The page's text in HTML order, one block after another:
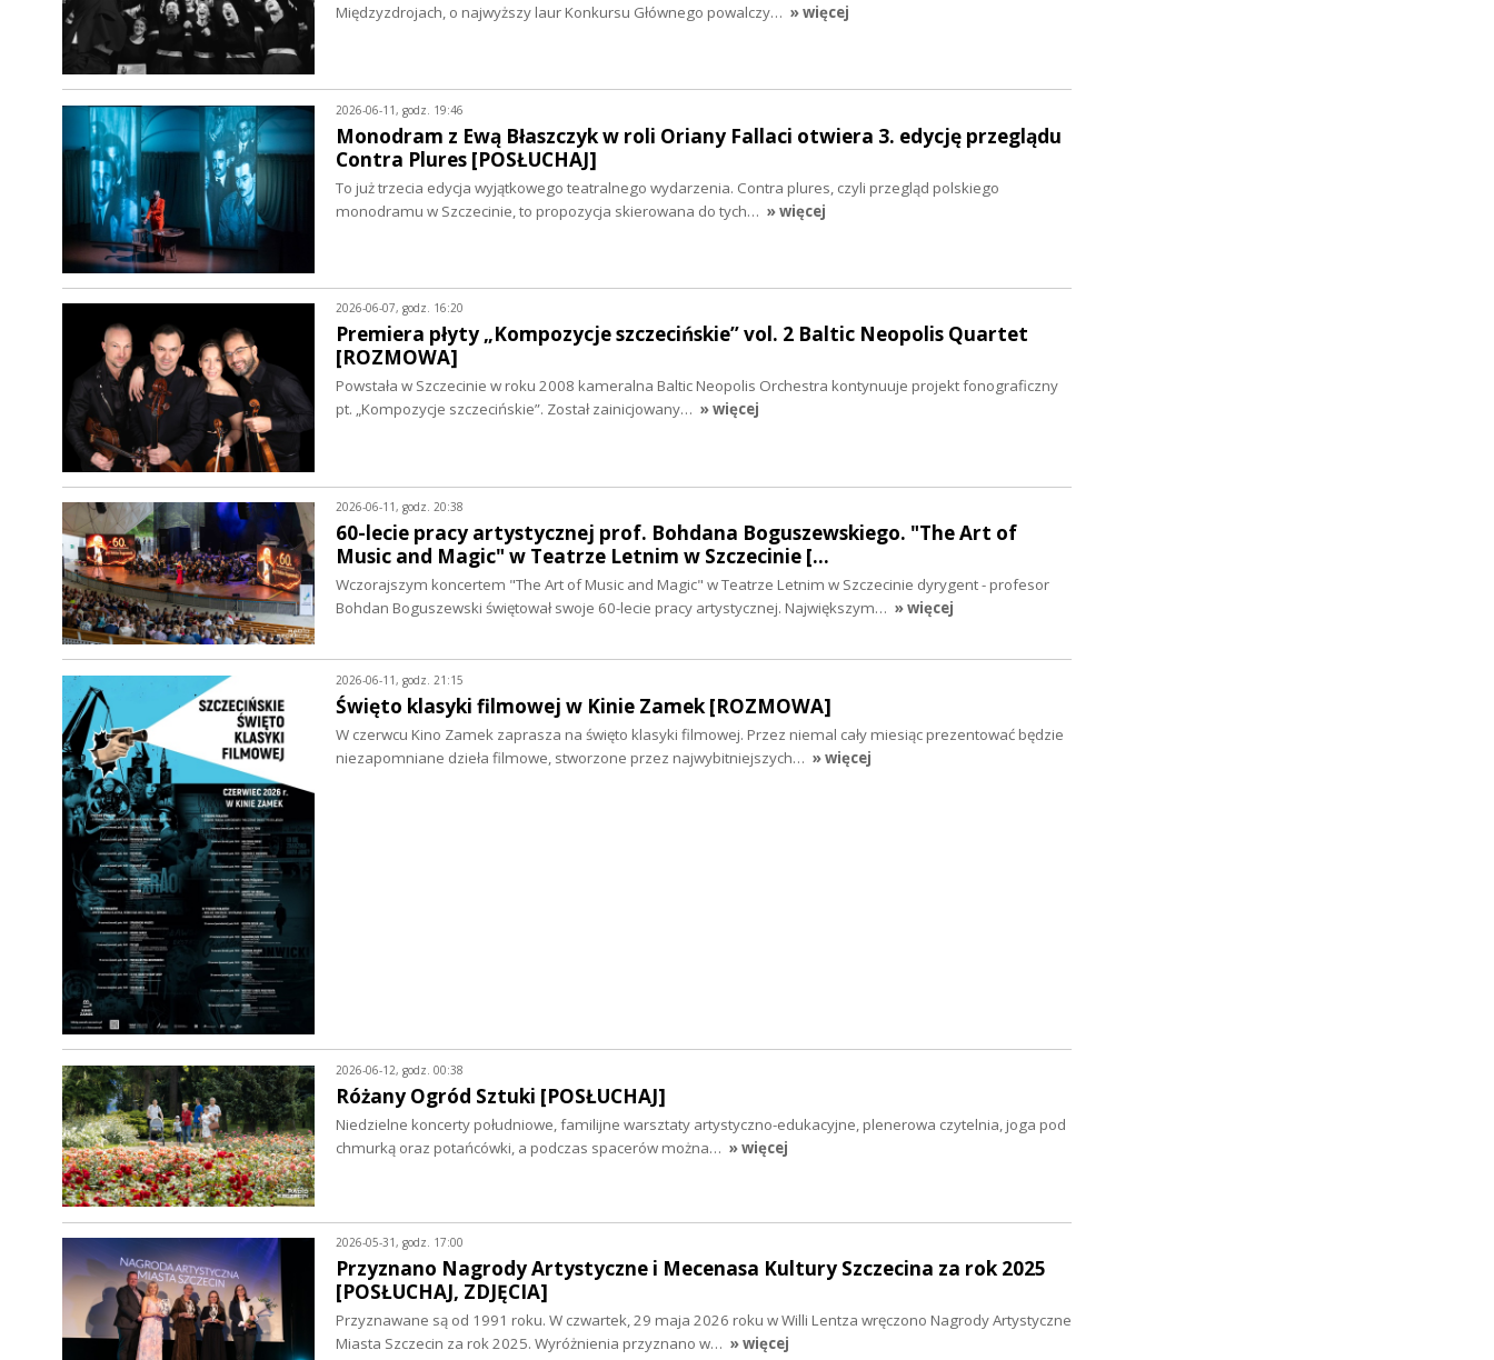
Międzyzdrojach, o najwyższy laur Konkursu Głównego powalczy… » więcej
2026-06-11, godz. 19:46
Monodram z Ewą Błaszczyk w roli Oriany Fallaci otwiera 3. edycję przeglądu
Contra Plures [POSŁUCHAJ]
To już trzecia edycja wyjątkowego teatralnego wydarzenia. Contra plures, czyli przegląd polskiego
monodramu w Szczecinie, to propozycja skierowana do tych… » więcej
2026-06-07, godz. 16:20
Premiera płyty „Kompozycje szczecińskie” vol. 2 Baltic Neopolis Quartet
[ROZMOWA]
Powstała w Szczecinie w roku 2008 kameralna Baltic Neopolis Orchestra kontynuuje projekt fonograficzny
pt. „Kompozycje szczecińskie”. Został zainicjowany… » więcej
2026-06-11, godz. 20:38
60-lecie pracy artystycznej prof. Bohdana Boguszewskiego. "The Art of
Music and Magic" w Teatrze Letnim w Szczecinie […
Wczorajszym koncertem "The Art of Music and Magic" w Teatrze Letnim w Szczecinie dyrygent - profesor
Bohdan Boguszewski świętował swoje 60-lecie pracy artystycznej. Największym… » więcej
2026-06-11, godz. 21:15
Święto klasyki filmowej w Kinie Zamek [ROZMOWA]
W czerwcu Kino Zamek zaprasza na święto klasyki filmowej. Przez niemal cały miesiąc prezentować będzie
niezapomniane dzieła filmowe, stworzone przez najwybitniejszych… » więcej
2026-06-12, godz. 00:38
Różany Ogród Sztuki [POSŁUCHAJ]
Niedzielne koncerty południowe, familijne warsztaty artystyczno-edukacyjne, plenerowa czytelnia, joga pod
chmurką oraz potańcówki, a podczas spacerów można… » więcej
2026-05-31, godz. 17:00
Przyznano Nagrody Artystyczne i Mecenasa Kultury Szczecina za rok 2025
[POSŁUCHAJ, ZDJĘCIA]
Przyznawane są od 1991 roku. W czwartek, 29 maja 2026 roku w Willi Lentza wręczono Nagrody Artystyczne
Miasta Szczecin za rok 2025. Wyróżnienia przyznano w… » więcej